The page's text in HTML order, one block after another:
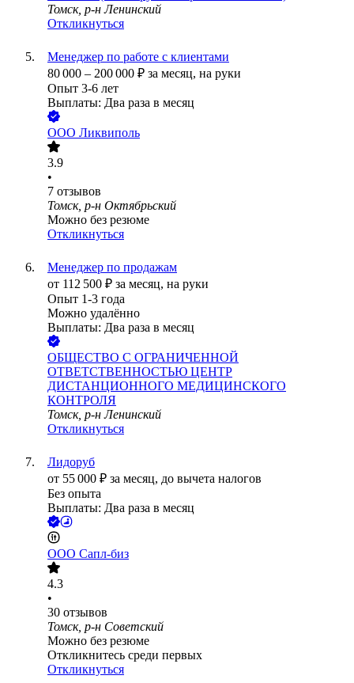
Томск, р-н Ленинский
Откликнуться
Менеджер по работе с клиентами
80 000 – 200 000 ₽ за месяц, на руки
Опыт 3-6 лет
Выплаты: Два раза в месяц
ООО Ликвиполь
3.9
•
7 отзывов
Томск, р-н Октябрьский
Можно без резюме
Откликнуться
Менеджер по продажам
от 112 500 ₽ за месяц, на руки
Опыт 1-3 года
Можно удалённо
Выплаты: Два раза в месяц
ОБЩЕСТВО С ОГРАНИЧЕННОЙ
ОТВЕТСТВЕННОСТЬЮ ЦЕНТР
ДИСТАНЦИОННОГО МЕДИЦИНСКОГО
КОНТРОЛЯ
Томск, р-н Ленинский
Откликнуться
Лидоруб
от 55 000 ₽ за месяц, до вычета налогов
Без опыта
Выплаты: Два раза в месяц
ООО Сапл-биз
4.3
•
30 отзывов
Томск, р-н Советский
Можно без резюме
Откликнитесь среди первых
Откликнуться